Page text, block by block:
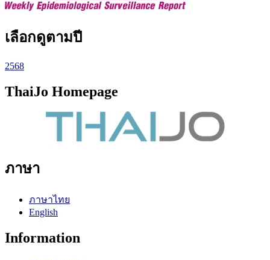
เลือกดูตามปี
2568
ThaiJo Homepage
ภาษา
ภาษาไทย
English
Information